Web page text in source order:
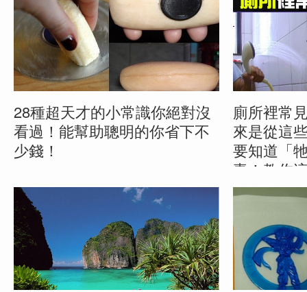
28種超天才的小常識你絕對沒
看過！能幫助聰明的你省下不
少錢！
廁所裡常
來是從這
要知道「
毒！教你
16 May,